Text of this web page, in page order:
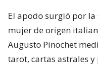
El apodo surgió por
mujer de origen
Augusto Pinochet
tarot, cartas astrales y